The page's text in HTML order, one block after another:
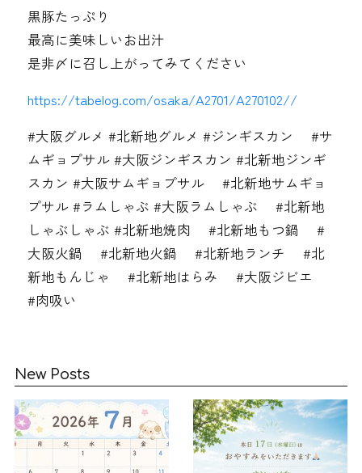
黒豚たっぷり
最高に美味しいお出汁
是非〆に召し上がってみてください
https://tabelog.com/osaka/A2701/A270102//
#大阪グルメ #北新地グルメ #ジンギスカン #サ
ムギョプサル #大阪ジンギスカン #北新地ジンギ
スカン #大阪サムギョプサル #北新地サムギョ
プサル #ラムしゃぶ #大阪ラムしゃぶ #北新地
しゃぶしゃぶ #北新地焼肉 #北新地もつ鍋 #
大阪火鍋 #北新地火鍋 #北新地ランチ #北
新地もんじゃ #北新地はらみ #大阪ジビエ
#肉吸い
New Posts